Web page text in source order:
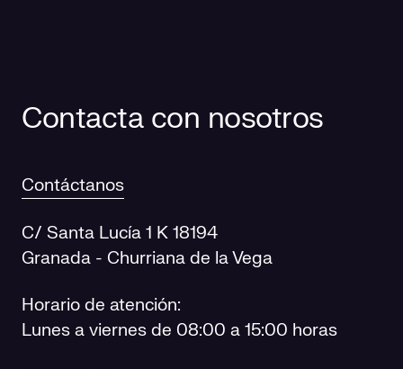
Contacta con nosotros
Contáctanos
C/ Santa Lucía 1 K 18194
Granada - Churriana de la Vega
Horario de atención:
Lunes a viernes de 08:00 a 15:00 horas